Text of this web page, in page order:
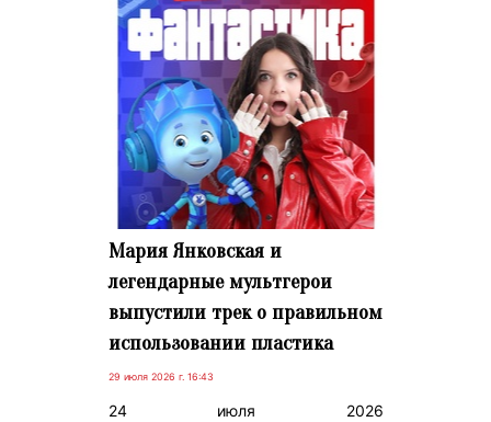
Мария Янковская и
легендарные мультгерои
выпустили трек о правильном
использовании пластика
29 июля 2026 г. 16:43
24 июля 2026